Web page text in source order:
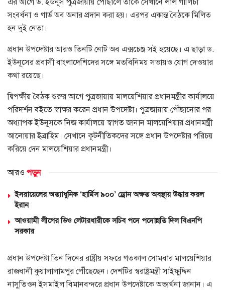
সংবর্ধনা ও গার্ড অব অনার প্রদান করা হয়। এরপর একান্ত বৈঠকে মিলিত
হন দুই নেতা।
প্রধান উপদেষ্টার আরও তিনটি নোট অব এক্সচেঞ্জ সই হয়েছে। এ ছাড়া ড.
ইউনূসের প্রবাসী বাংলাদেশিদের সঙ্গে মতবিনিময় সভায়ও যোগ দেওয়ার
কথা রয়েছে।
দ্বিপক্ষীয় বৈঠক শুরুর আগে পুত্রজায়ায় মালয়েশিয়ার প্রধানমন্ত্রীর কার্যালয়ে
পরিদর্শন বইতে স্বাক্ষর করেন প্রধান উপদেষ্টা। পুত্রজায়ায় পৌঁছানোর পর
অধ্যাপক ইউনূসকে নিজ কার্যালয়ে স্বাগত জানান মালয়েশিয়ার প্রধানমন্ত্রী
আনোয়ার ইব্রাহিম। সেখানে কূটনীতিকদের সঙ্গে প্রধান উপদেষ্টার পরিচয়
করিয়ে দেন মালয়েশিয়ার প্রধানমন্ত্রী।
আরও পড়ুন
ইসরায়েলের অত্যাধুনিক ‘হার্মিস ৯০০’ ড্রোন অক্ষত অবস্থায় উদ্ধার করল
ইরান
আওয়ামী লীগের ডিও লেটারধারীকে সচিব পদে পদোন্নতি দিল বিএনপি
সরকার
প্রধান উপদেষ্টা তিন দিনের রাষ্ট্রীয় সফরে গতকাল সোমবার মালয়েশিয়ার
রাজধানী কুয়ালালামপুর পৌঁছেছেন। দেশটির স্বরাষ্ট্রমন্ত্রী সাইফুদ্দিন
নাসুতিওন ইসমাইল বিমানবন্দরে প্রধান উপদেষ্টাকে অভ্যর্থনা জানান। এ